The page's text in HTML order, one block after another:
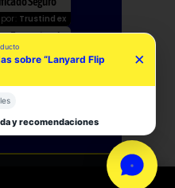
Trustindex
Excepcional
Trustindex
sobre “Lanyard Flip
×
y recomendaciones